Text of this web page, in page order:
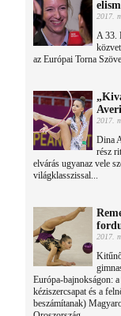
2017.
A 33.
az Európai Torna
2017.
Dina
rész
elvárás ugyanaz vele
világklasszissal...
2017.
Európa-bajnokságon:
kéziszercsapat és a
beszámítanak)